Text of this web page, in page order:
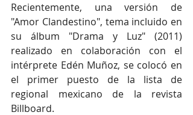
Recientemente, una versión de
"Amor Clandestino", tema incluido en
su álbum "Drama y Luz" (2011)
realizado en colaboración con el
intérprete Edén Muñoz, se colocó en
el primer puesto de la lista de
regional mexicano de la revista
Billboard.